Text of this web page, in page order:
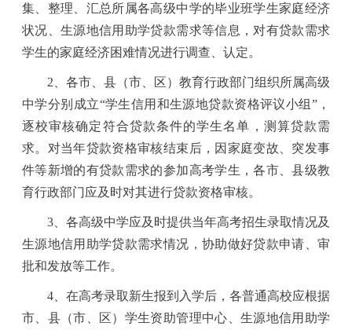
集、整理、汇总所属各高级中学的毕业班学生家庭经济
状况、生源地信用助学贷款需求等信息，对有贷款需求
学生的家庭经济困难情况进行调查、认定。
2 、各市、县（市、区）教育行政部门组织所属高级
中学分别成立“学生信用和生源地贷款资格评议小组 ”，
逐校审核确定符合贷款条件的学生名单，测算贷款需
求。对当年贷款资格审核结束后，因家庭变故、突发事
件等新增的有贷款需求的参加高考学生，各市、县级教
育行政部门应及时对其进行贷款资格审核。
3 、各高级中学应及时提供当年高考招生录取情况及
生源地信用助学贷款需求情况，协助做好贷款申请、审
批和发放等工作。
4 、在高考录取新生报到入学后，各普通高校应根据
市、县（市、区）学生资助管理中心、生源地信用助学